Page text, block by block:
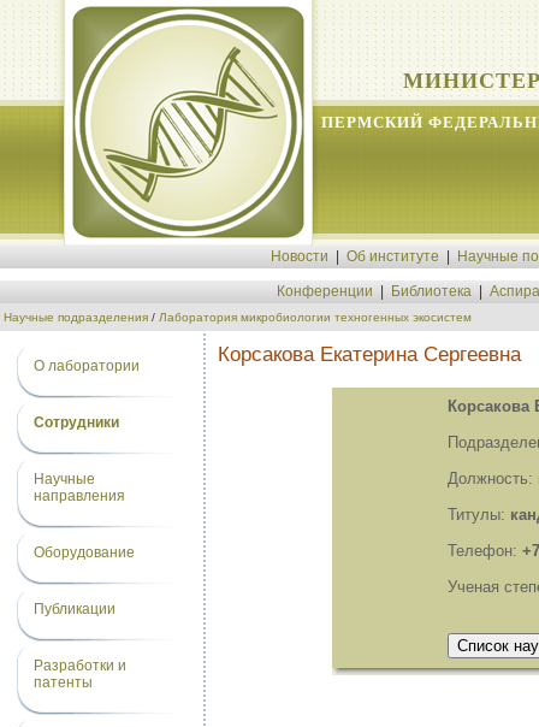
ПЕРМСКИЙ
Новости Об институте Научные
Конференции Библиотека
Научные подразделения / Лаборатория микробиологии техногенных экосистем
О лаборатории
Сотрудники
Научные
направления
Оборудование
Публикации
Разработки и
патенты
Корсакова Екатерина Сергеевна
Корсакова
Должность:
Титулы:
Телефон:
Ученая